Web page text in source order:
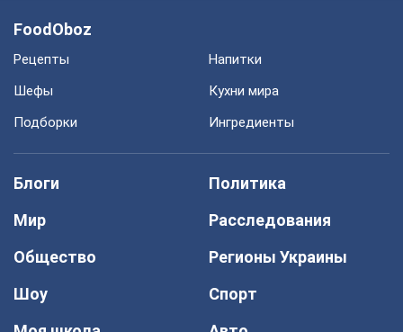
FoodOboz
Рецепты
Напитки
Шефы
Кухни мира
Подборки
Ингредиенты
Блоги
Политика
Мир
Расследования
Общество
Регионы Украины
Шоу
Спорт